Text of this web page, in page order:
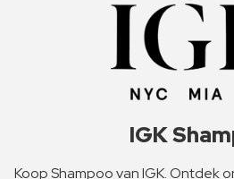
IGK
Koop Shampoo van IGK. Ontdek